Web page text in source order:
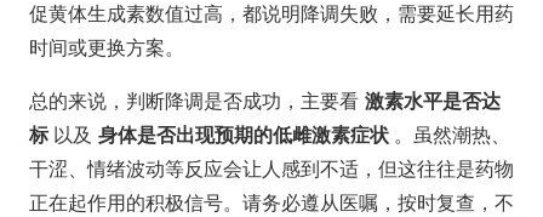
促黄体生成素数值过高，都说明降调失败，需要延长用药
时间或更换方案。
总的来说，判断降调是否成功，主要看 激素水平是否达
标 以及 身体是否出现预期的低雌激素症状 。虽然潮热、
干涩、情绪波动等反应会让人感到不适，但这往往是药物
正在起作用的积极信号。请务必遵从医嘱，按时复查，不